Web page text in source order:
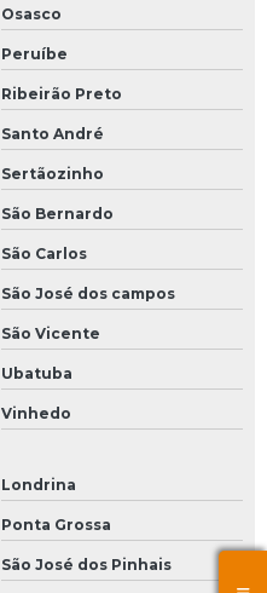
Osasco
Peruíbe
Ribeirão Preto
Santo André
Sertãozinho
São Bernardo
São Carlos
São José dos campos
São Vicente
Ubatuba
Vinhedo
Londrina
Ponta Grossa
São José dos Pinhais